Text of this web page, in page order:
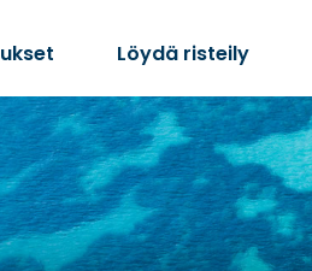
Löydä risteily